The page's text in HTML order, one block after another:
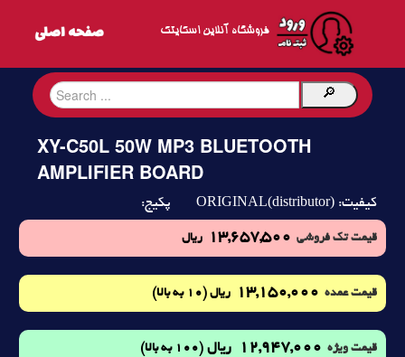
فروشگاه آنلاین اسکایتک
XY-C50L 50W MP3 BLUETOOTH
AMPLIFIER BOARD
کیفیت: ORIGINAL(distributor) پکیج:
قیمت تک فروشی 13,657,500 ریال
قیمت عمده 13,150,000 ریال (10 به بالا)
قیمت ویژه 12,947,000 ریال (100 به بالا)